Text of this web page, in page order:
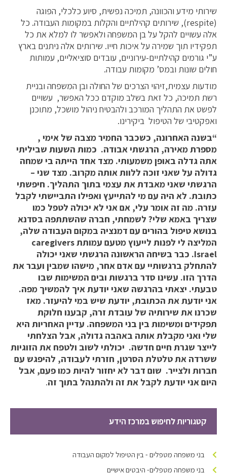
שירותי מידע והכוונה, תמיכה נפשית, סיוע כלכלי, הפוגה
(respite), שירותים קהילתיים והקלות במקומות העבודה. כל
אלה עשויים להקל על בן המשפחה ולאפשר לו למלא את כל
תפקידיו תוך שמירה על איכות חייו. שירותים אלה ניתנים בארץ
ע”י גורמים קהילתיים-עירוניים, עובדים סוציאליים, עמותות
חולים שונות ובמס’ מקומות עבודה.
מודעות עצמית,זיהוי הצרכים של החולה ובן המשפחה ובניית
רשת תמיכה, כל זאת בשלב מוקדם ככל האפשר, עשויים
לפשט את התהליך המורכב ולהבטיח ניהול מושכל, מתוכנן
ואפקטיבי של הטיפול ביקירינו.
“בשנה האחרונה, כשכבר החמיר מצבה של אימי ,
מספרת מאירה, הרגשתי אבודה. כמות השעות שביליתי
אתה גדלה באופן משמעותי. מצד אחד הייתה בי שמחה
גדולה על שאני זוכה ללוות אותה מקרוב. מצד שני –
הרגשתי שאני מאבדת את עצמי בתוך התהליך. חיפשתי
כתובת. לא היה עם מי להתייעץ ואפילו התביישתי לקבל
עזרה. מה זה אומר עלי, אם אני לא יכולה לטפל כמו
שצריך באמא שלי? לשמחתי, חברה שהשתתפה בסדנא
בנושא טיפול בהורים עם דמנציה במקום העבודה שלה,
המליצה לי לפנות לייעוץ מטעם עמותת caregivers
Israel. כבר בשיחה הראשונה הרגשתי שאני יכולה
להתחלק ברגשותיי עם אדם אחר, מישהו שמבין ועבר את
הדרך הזו. עשינו סדר ברגשות ובים המשימות שבו
טבעתי. יצאתי בהרגשה שאני יודעת איך להמשיך מפה.
אני יודעת את הכתובת, יודעת שיש במי להיעזר. מאז
שכרנו את שירותיה של עובדת זרה, קבענו חלוקת
תפקידים ומשימות בין בני המשפחה. עדיין האחריות היא
שלי ואני מקבלת אותה באהבה גדולה, אבל הצלחתי
לייצר שגרת חיים חדשה. יכולתי לשוב ולטפח את הזוגיות
ששרדה את טלטלת הסרטן, חזרתי לעבודה, להיפגש עם
חברות ולצייר. שום דבר לא יחזור להיות כמו פעם, אבל
היום אני יודעת לקבל את זה ולהתנהל בתוך זה.
קטגוריות לחיפוש במרכז הידע
בני משפחה מטפלים - בין הטיפול למקום העבודה
בני משפחה מטפלים- היבטים אישיים